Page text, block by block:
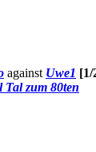
against Uwe1 [1/
Tal zum 80ten